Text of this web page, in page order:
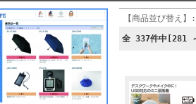
【商品並び替え
全 337件中[281